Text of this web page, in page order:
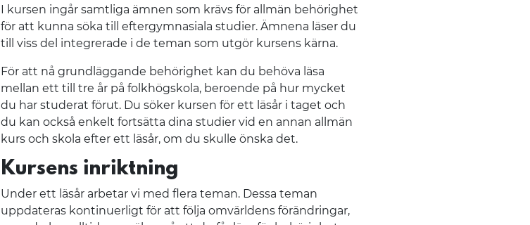
I kursen ingår samtliga ämnen som krävs för allmän behörighet
för att kunna söka till eftergymnasiala studier. Ämnena läser du
till viss del integrerade i de teman som utgör kursens kärna.
För att nå grundläggande behörighet kan du behöva läsa
mellan ett till tre år på folkhögskola, beroende på hur mycket
du har studerat förut. Du söker kursen för ett läsår i taget och
du kan också enkelt fortsätta dina studier vid en annan allmän
kurs och skola efter ett läsår, om du skulle önska det.
Kursens inriktning
Under ett läsår arbetar vi med flera teman. Dessa teman
uppdateras kontinuerligt för att följa omvärldens förändringar,